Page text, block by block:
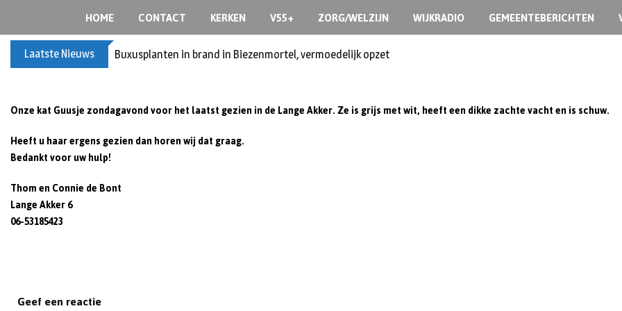
content
HOME CONTACT KERKEN V55+ ZORG/WELZIJN WIJKRADIO GEMEENTEBERICHTEN
Laatste Nieuws Buxusplanten in brand in Biezenmortel, vermoedelijk opzet
OnzekatGuusje zondagavond voor het laatst gezien in deLange Akker. Ze is grijs met wit, heeft een dikke zachte vacht en is schuw.
Heeft u haar ergens gezien dan horen wij dat graag.
Bedankt voor uw hulp!
Thom en Connie de Bont
Lange Akker 6
06-53185423
Geef een reactie